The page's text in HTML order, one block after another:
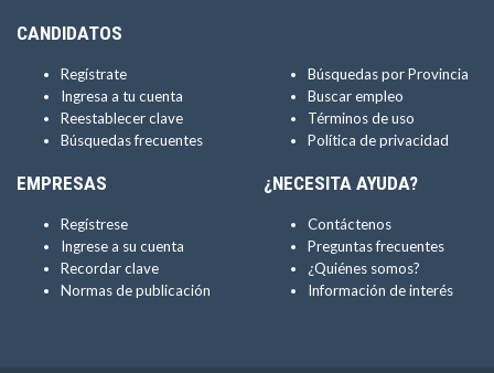
CANDIDATOS
Regístrate
Ingresa a tu cuenta
Reestablecer clave
Búsquedas frecuentes
Búsquedas por Provincia
Buscar empleo
Términos de uso
Política de privacidad
EMPRESAS
Regístrese
Ingrese a su cuenta
Recordar clave
Normas de publicación
¿NECESITA AYUDA?
Contáctenos
Preguntas frecuentes
¿Quiénes somos?
Información de interés